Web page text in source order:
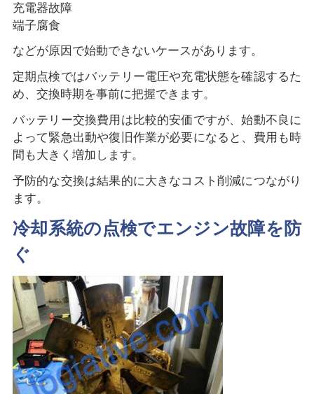
充電器故障
端子腐食
などが原因で始動できないケースがあります。
定期点検ではバッテリー電圧や充電状態を確認するた
め、交換時期を事前に把握できます。
バッテリー交換費用は比較的安価ですが、始動不良に
よって緊急出動や復旧作業が必要になると、費用も時
間も大きく増加します。
予防的な交換は結果的に大きなコスト削減につながり
ます。
冷却系統の点検でエンジン故障を防
ぐ